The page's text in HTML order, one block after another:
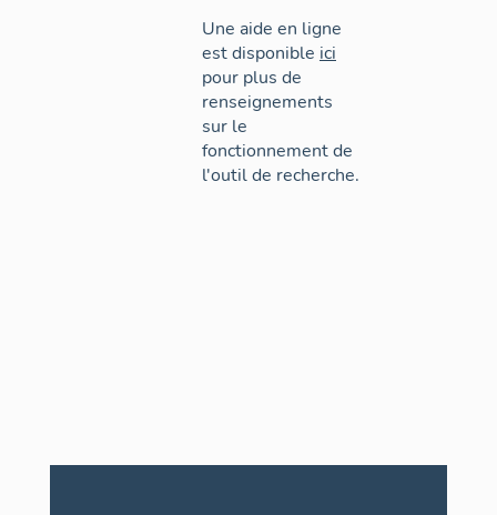
Une aide en ligne
est disponible ici
pour plus de
renseignements
sur le
fonctionnement de
l'outil de recherche.